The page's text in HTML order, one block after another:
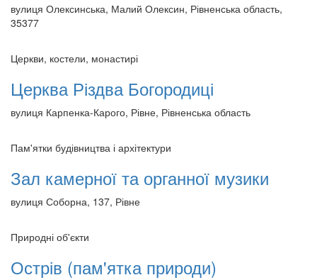
вулиця Олексинська, Малий Олексин, Рівненська область,
35377
Церкви, костели, монастирі
Церква Різдва Богородиці
вулиця Карпенка-Карого, Рівне, Рівненська область
Пам'ятки будівництва і архітектури
Зал камерної та органної музики
вулиця Соборна, 137, Рівне
Природні об'єкти
Острів (пам'ятка природи)